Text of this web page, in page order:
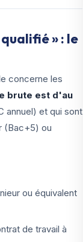
» : le
concerne les
brute est d'au
annuel) et qui sont
(Bac+5) ou
ou équivalent
de travail à